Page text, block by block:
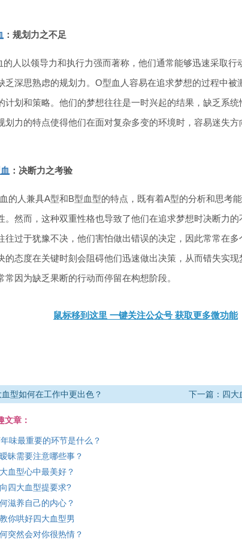
：规划力之不足
的人以领导力和执行力强而著称，他们通常能够迅速采取行
乏深思熟虑的规划力。O型血人容易在追求梦想的过程中被
计划和策略。他们的梦想往往是一时兴起的结果，缺乏系统
划力的特点使得他们在面对复杂多变的环境时，容易迷失
：决断力之考验
的人兼具A型和B型血型的特点，既有着A型的分析和思考
。然而，这种双重性格也导致了他们在追求梦想时决断力
往过于犹豫不决，他们害怕做出错误的决定，因此常常在
的态度在关键时刻会阻碍他们迅速做出决策，从而错失实现
常因为缺乏果断的行动而停留在构想阶段。
鼠标移到这里 一键关注公众号 获取更多微功能
型如何在工作中更出色？ 下一篇：四大
文章：
味最重要的环节是什么？
昧需要注意哪些事？
血型心中最美好？
四大血型提要求?
滋养自己的内心？
你哄好四大血型男
突然会对你很热情？